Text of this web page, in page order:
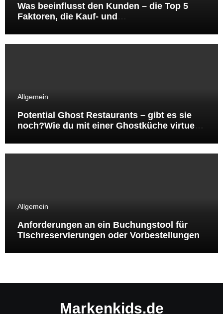
Was beeinflusst den Kunden – die Top 5
Faktoren, die Kauf‑ und
Allgemein
Potential Ghost Restaurants – gibt es sie
noch?Wie du mit einer Ghostküche virtuelle
daraus ein skalierbares Gastro‑Konzept
Allgemein
Anforderungen an ein Buchungstool für
Tisch­reservierungen oder Vor­bestellungen
Markenkids.de